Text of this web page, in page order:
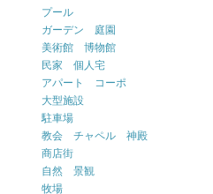
プール
ガーデン 庭園
美術館 博物館
民家 個人宅
アパート コーポ
大型施設
駐車場
教会 チャペル 神殿
商店街
自然 景観
牧場